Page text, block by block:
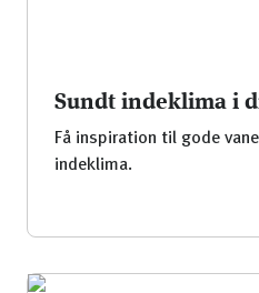
Sundt indeklima i
Få inspiration til gode
indeklima.